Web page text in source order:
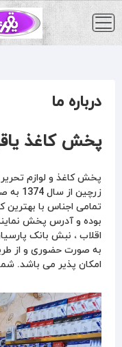
درباره ما
پخش کاغذ
پخش کاغذ و لوازم
تمامی اجناس با
بوده و آدرس پخش
اقلاب ، نبش بانک
به صورت حضوری و از طریق
امکان پذیر می باشد. شماره